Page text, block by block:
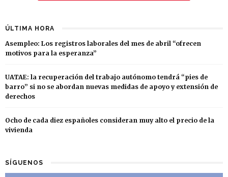
ÚLTIMA HORA
Asempleo: Los registros laborales del mes de abril “ofrecen
motivos para la esperanza”
UATAE: la recuperación del trabajo autónomo tendrá “pies de
barro” si no se abordan nuevas medidas de apoyo y extensión de
derechos
Ocho de cada diez españoles consideran muy alto el precio de la
vivienda
SÍGUENOS